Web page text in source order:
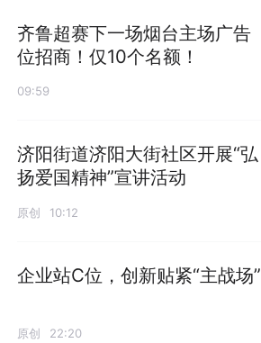
齐鲁超赛下一场烟台主场广告
位招商！仅10个名额！
09:59
济阳街道济阳大街社区开展“弘
扬爱国精神”宣讲活动
原创 10:12
企业站C位，创新贴紧“主战场”
原创 22:20